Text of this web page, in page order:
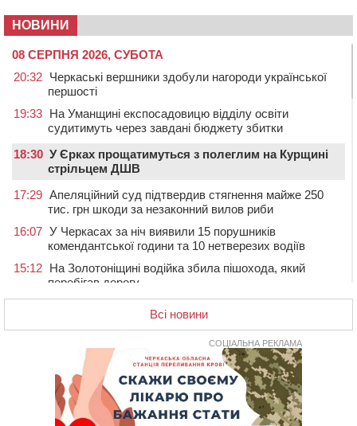
НОВИНИ
08 СЕРПНЯ 2026, СУБОТА
20:32 Черкаські вершники здобули нагороди української
першості
19:33 На Уманщині експосадовицю відділу освіти
судитимуть через завдані бюджету збитки
18:30 У Єрках прощатимуться з полеглим на Курщині
стрільцем ДШВ
17:29 Апеляційний суд підтвердив стягнення майже 250
тис. грн шкоди за незаконний вилов риби
16:07 У Черкасах за ніч виявили 15 порушників
комендантської години та 10 нетверезих водіїв
15:12 На Золотоніщині водійка збила пішохода, який
перебігав дорогу
під охорону 188-річну церкву
У Смілі біля магазину під колесами вантажівки
загинула жінка
У Черкасах пропонують для приватизації
п’ятиповерховий об’єкт у центрі міста
Не вистачає стажу для пенсії: як його докупити та що
Всі новини
СОЦІАЛЬНА РЕКЛАМА